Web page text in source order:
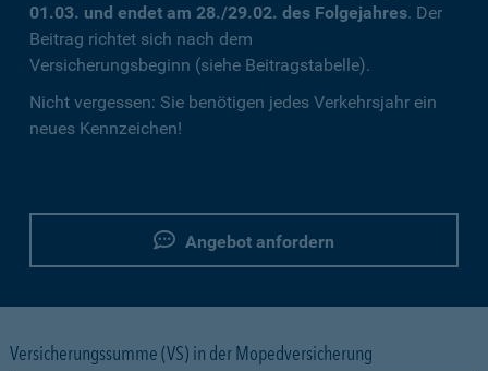
01.03. und endet am 28./29.02. des Folgejahres. Der
Beitrag richtet sich nach dem
Versicherungsbeginn (siehe Beitragstabelle).
Nicht vergessen: Sie benötigen jedes Verkehrsjahr ein
neues Kennzeichen!
Angebot anfordern
Versicherungssumme (VS) in der Mopedversicherung